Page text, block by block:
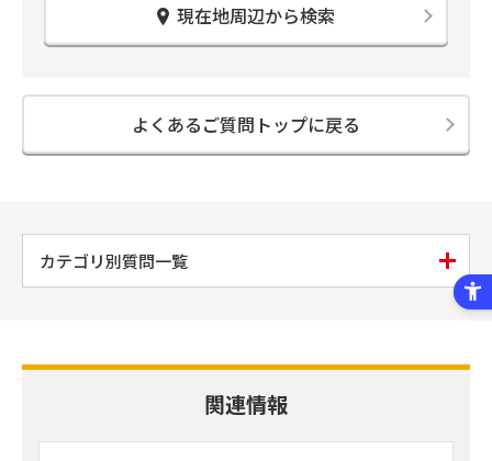
現在地周辺から検索
よくあるご質問トップに戻る
カテゴリ別質問一覧
関連情報